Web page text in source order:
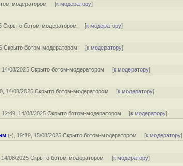
модератором [к модератору]
Скрыто ботом-модератором [к модератору]
Скрыто ботом-модератором [к модератору]
14/08/2025Скрыто ботом-модератором [к модератору]
14/08/2025Скрыто ботом-модератором [к модератору]
12:49, 14/08/2025Скрыто ботом-модератором [к модератору]
(-), 19:19, 15/08/2025Скрыто ботом-модератором [к модератору]
14/08/2025Скрыто ботом-модератором [к модератору]